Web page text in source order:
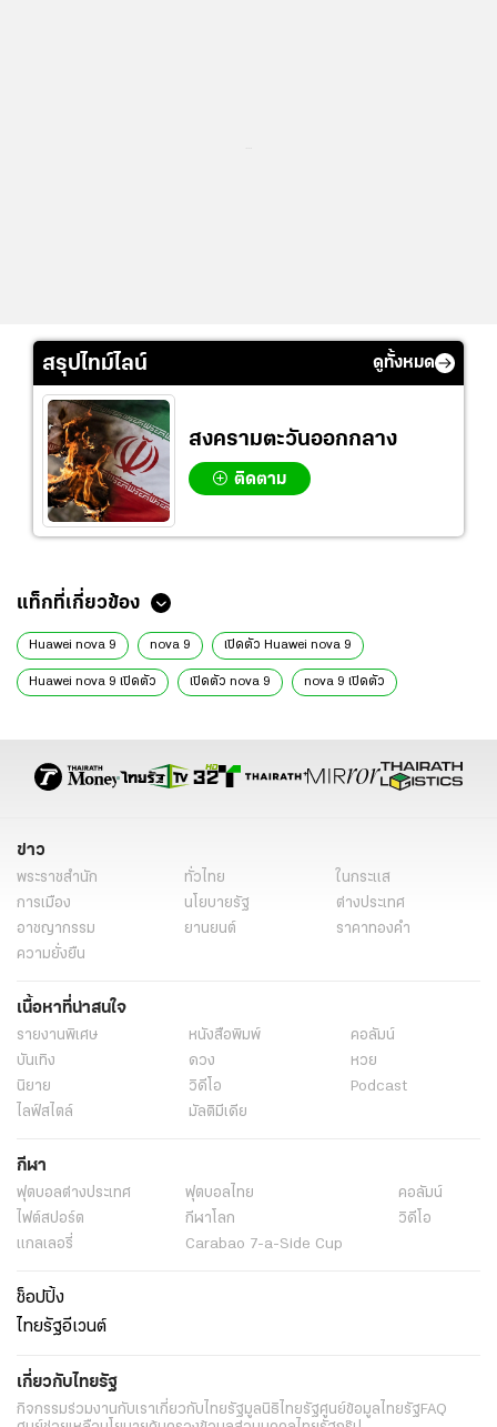
สรุปไทม์ไลน์ ดูทั้งหมด
สงครามตะวันออกกลาง
ติดตาม
แท็กที่เกี่ยวข้อง
Huawei nova 9 nova 9 เปิดตัว Huawei nova 9
Huawei nova 9 เปิดตัว เปิดตัว nova 9 nova 9 เปิดตัว
ข่าว
พระราชสำนัก ทั่วไทย
ในกระแส
การเมือง
นโยบายรัฐ
ต่างประเทศ
อาชญากรรม
ยานยนต์
ราคาทองคำ
ความยั่งยืน
เนื้อหาที่น่าสนใจ
รายงานพิเศษ หนังสือพิมพ์
คอลัมน์
บันเทิง
ดวง
หวย
นิยาย
วิดีโอ
Podcast
ไลฟ์สไตล์
มัลติมีเดีย
กีฬา
ฟุตบอลต่่างประเทศ ฟุตบอลไทย
คอลัมน์
ไฟต์สปอร์ต
กีฬาโลก
วิดีโอ
แกลเลอรี่
Carabao 7-a-Side Cup
ช็อปปิ้ง
ไทยรัฐอีเวนต์
เกี่ยวกับไทยรัฐ
กิจกรรมร่วมงานกับเราเกี่ยวกับไทยรัฐมูลนิธิไทยรัฐศูนย์ข้อมูลไทยรัฐFAQ